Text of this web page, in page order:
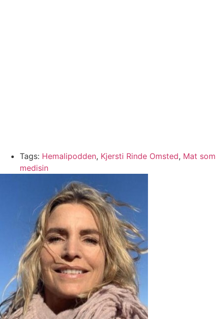
Tags: Hemalipodden, Kjersti Rinde Omsted, Mat som
medisin